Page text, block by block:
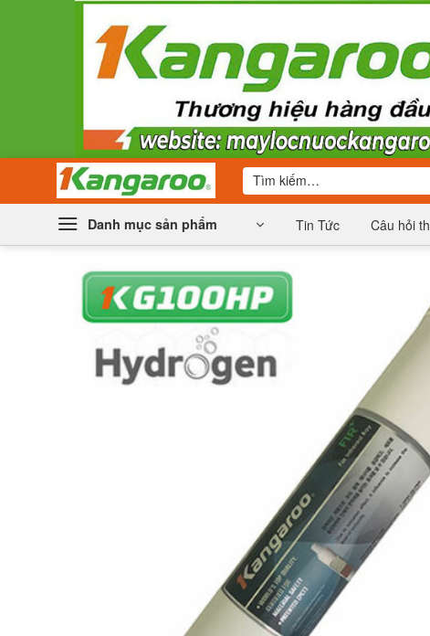
Tìm
kiếm:
Danh mục sản phẩm Tin Tức Câu hỏi